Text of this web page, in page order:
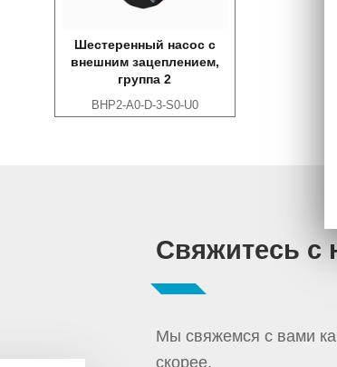
Шестеренный насос с
внешним зацеплением,
группа 2
BHP2-A0-D-3-S0-U0
Свяжитесь с
Мы свяжемся с вами
скорее.